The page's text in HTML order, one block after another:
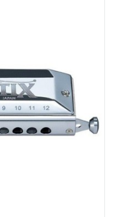
Phường Gò Vấp, TPHCM,
Quận Tân Phú, Hồ Chí Minh